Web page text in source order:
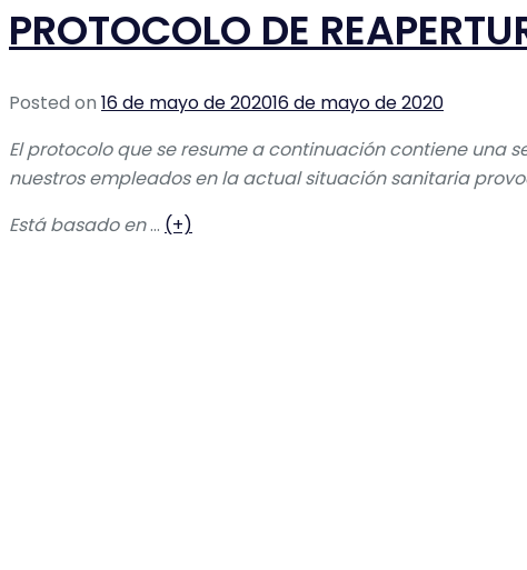
PROTOCOLO DE
Posted on 16 de mayo de 202016 de mayo de 2020
El protocolo que se resume a continuación contiene
nuestros empleados en la actual situación sanitaria
Está basado en… (+)